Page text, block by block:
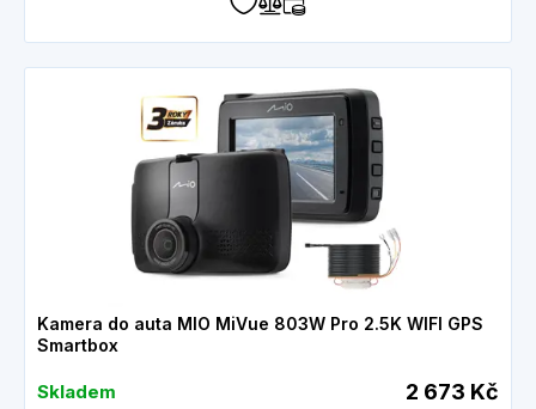
Kamera do auta MIO MiVue 803W Pro 2.5K WIFI GPS
Smartbox
Skladem 2 673 Kč